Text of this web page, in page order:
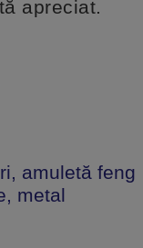
apreciat.
amuletă feng
metal